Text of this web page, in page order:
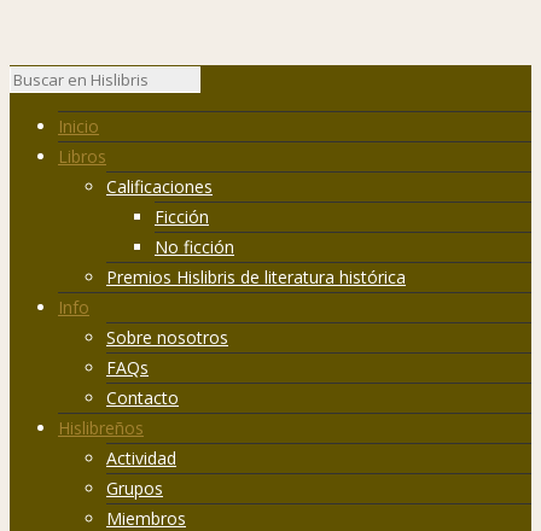
Inicio
Libros
Calificaciones
Ficción
No ficción
Premios Hislibris de literatura histórica
Info
Sobre nosotros
FAQs
Contacto
Hislibreños
Actividad
Grupos
Miembros